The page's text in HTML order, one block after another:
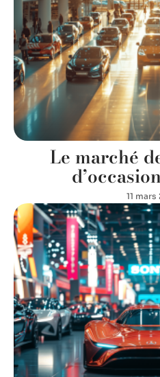
Le marché
11 mars